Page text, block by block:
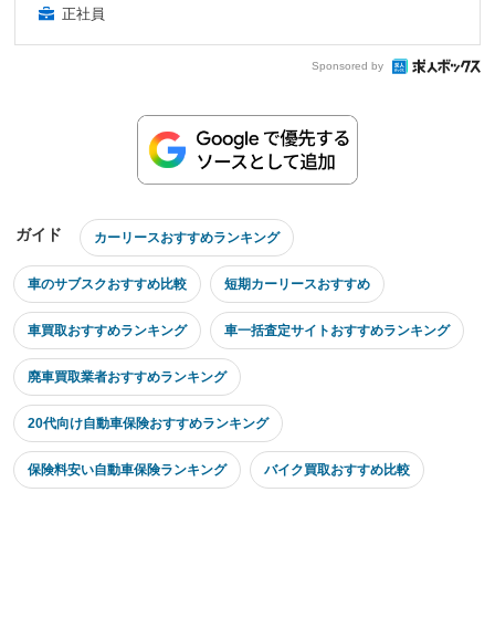
正社員
Sponsored by
ガイド カーリースおすすめランキング
車のサブスクおすすめ比較 短期カーリースおすすめ
車買取おすすめランキング 車一括査定サイトおすすめランキング
廃車買取業者おすすめランキング
20代向け自動車保険おすすめランキング
保険料安い自動車保険ランキング バイク買取おすすめ比較